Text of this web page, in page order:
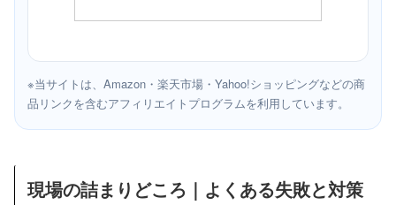
※当サイトは、Amazon・楽天市場・Yahoo!ショッピングなどの商
品リンクを含むアフィリエイトプログラムを利用しています。
現場の詰まりどころ｜よくある失敗と対策